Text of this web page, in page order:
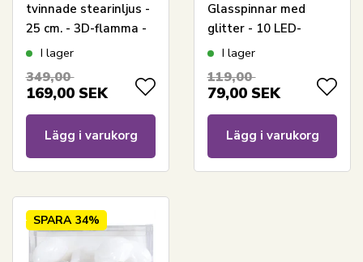
tvinnade stearinljus -
25 cm. - 3D-flamma -
LED-stearinljus för
I lager
349,00
169,00 SEK
Lägg i varukorg
Glasspinnar med
glitter - 10 LED-
lampor - Längd 200
I lager
119,00
79,00 SEK
Lägg i varukorg
SPARA 34%